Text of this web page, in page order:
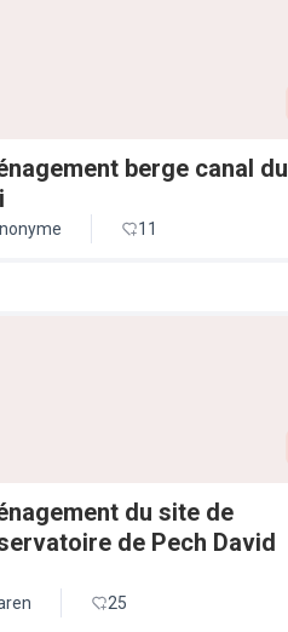
berge canal du
11
du site de
de Pech David
25